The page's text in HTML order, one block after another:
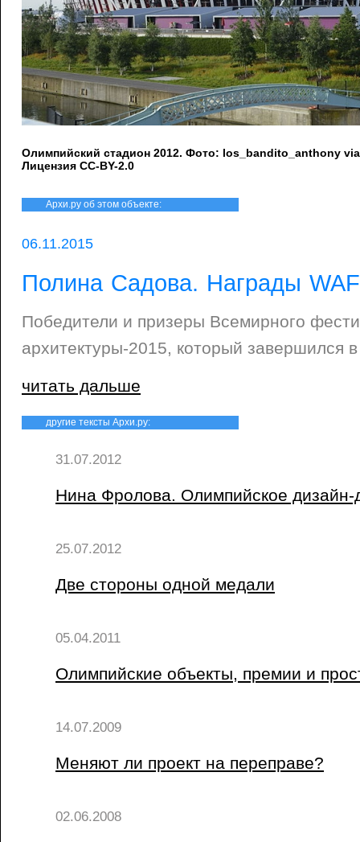
Олимпийский стадион 2012. Фото: los_bandito_anthony
Лицензия CC-BY-2.0
Архи.ру об этом объекте:
06.11.2015
Полина Садова. Награды WAF
Победители и призеры Всемирного
архитектуры-2015, который завершился
читать дальше
другие тексты Архи.ру:
31.07.2012
Нина Фролова. Олимпийское дизайн-
25.07.2012
Две стороны одной медали
05.04.2011
Олимпийские объекты, премии и
14.07.2009
Меняют ли проект на переправе?
02.06.2008